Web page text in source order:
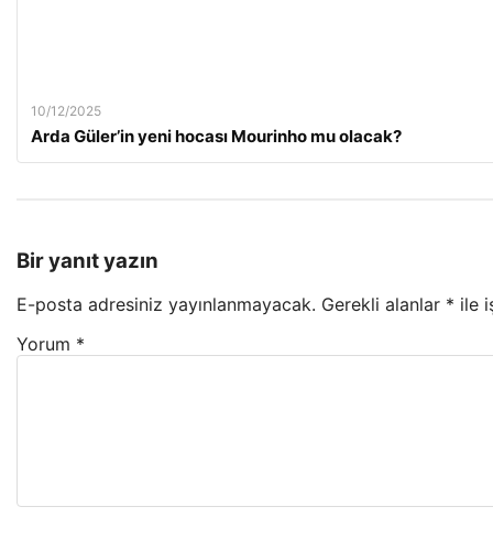
10/12/2025
Arda Güler’in yeni hocası Mourinho mu olacak?
Bir yanıt yazın
E-posta adresiniz yayınlanmayacak. Gerekli alanlar * ile
Yorum *